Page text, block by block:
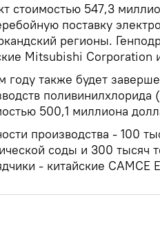
стоимостью 547,3
поставку
регионы.
Mitsubishi
году также будет
500,1 миллиона
производства - 100
соды и 300 тысяч
- китайские CAMCE